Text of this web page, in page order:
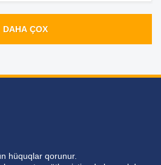
DAHA ÇOX
hüquqlar qorunur.